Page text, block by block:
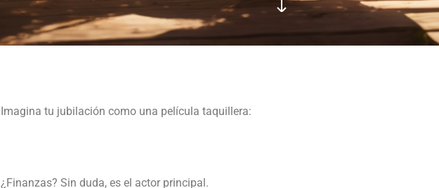
Imagina tu jubilación como una película taquillera:
¿Finanzas? Sin duda, es el actor principal.